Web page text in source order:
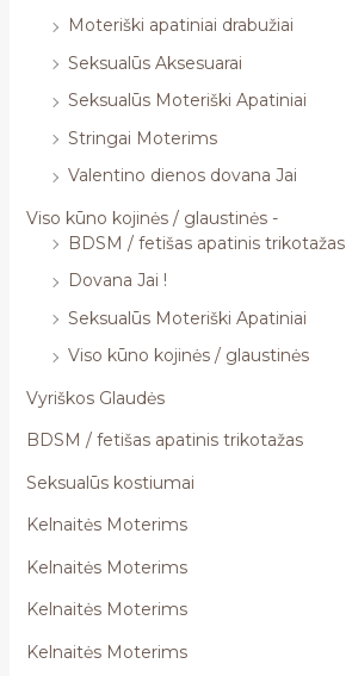
Moteriški apatiniai drabužiai
Seksualūs Aksesuarai
Seksualūs Moteriški Apatiniai
Stringai Moterims
Valentino dienos dovana Jai
Viso kūno kojinės / glaustinės -
BDSM / fetišas apatinis trikotažas
Dovana Jai !
Seksualūs Moteriški Apatiniai
Viso kūno kojinės / glaustinės
Vyriškos Glaudės
BDSM / fetišas apatinis trikotažas
Seksualūs kostiumai
Kelnaitės Moterims
Kelnaitės Moterims
Kelnaitės Moterims
Kelnaitės Moterims